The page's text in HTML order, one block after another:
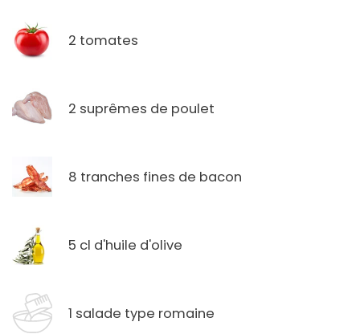
2 tomates
2 suprêmes de poulet
8 tranches fines de bacon
5 cl d'huile d'olive
1 salade type romaine